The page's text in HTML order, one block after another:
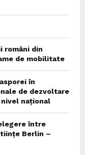
români din
de mobilitate
în
de dezvoltare
național
între
Berlin –